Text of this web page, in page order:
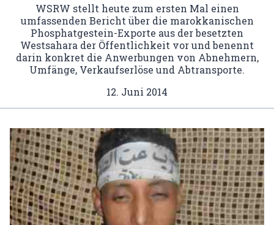
WSRW stellt heute zum ersten Mal einen
umfassenden Bericht über die marokkanischen
Phosphatgestein-Exporte aus der besetzten
Westsahara der Öffentlichkeit vor und benennt
darin konkret die Anwerbungen von Abnehmern,
Umfänge, Verkaufserlöse und Abtransporte.
12. Juni 2014